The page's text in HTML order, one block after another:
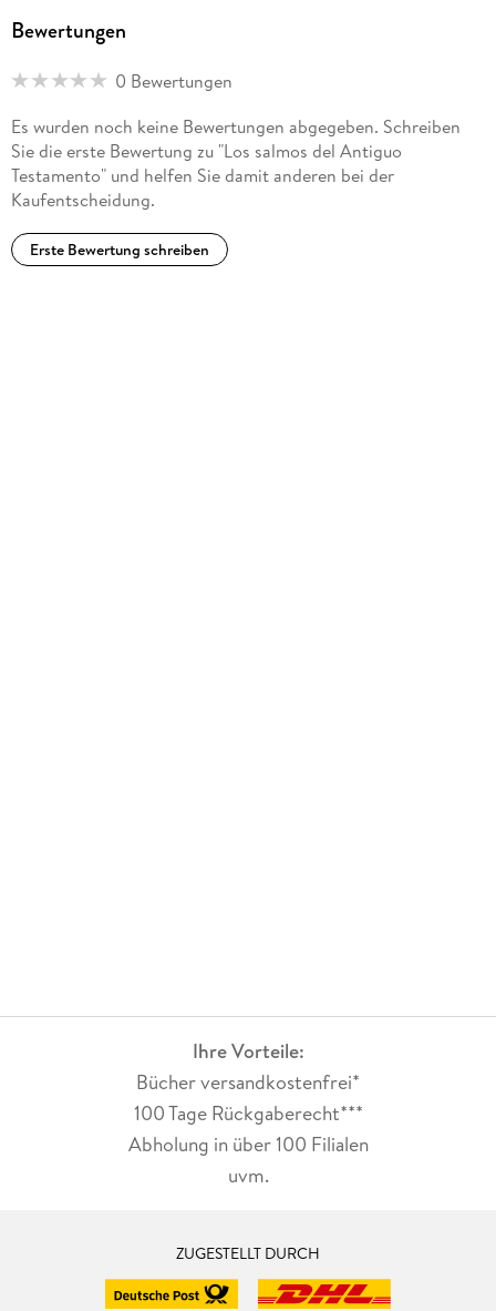
Bewertungen
0 Bewertungen
Es wurden noch keine Bewertungen abgegeben. Schreiben
Sie die erste Bewertung zu "Los salmos del Antiguo
Testamento" und helfen Sie damit anderen bei der
Kaufentscheidung.
Erste Bewertung schreiben
Ihre Vorteile:
Bücher versandkostenfrei*
100 Tage Rückgaberecht***
Abholung in über 100 Filialen
uvm.
ZUGESTELLT DURCH